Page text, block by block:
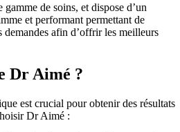
de soins, et dispose d’un
et performant permettant de
demandes afin d’offrir les meilleurs
Dr Aimé ?
est crucial pour obtenir des résultats
Dr Aimé :